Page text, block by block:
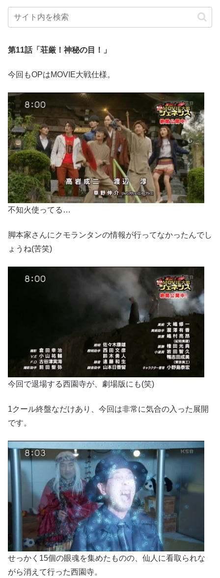
第11話「荘厳！神秘の目！」
今回もOPはMOVIE大戦仕様。
不知火使ってる…
脚本家さんにクモランタンの情報が行ってなかったんでし
ょうね(苦笑)
今回で退場する西園寺が、劇場版にも(笑)
1クール終盤なだけあり、今回は非常に気合の入った展開
です。
せっかく15個の眼魂を集めたものの、仙人に看取られな
がら消えて行った西園寺。